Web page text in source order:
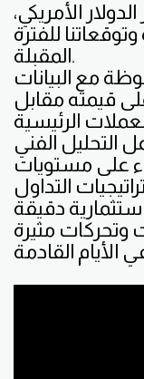
الأمريكي،
للفترة
المقبلة.
مع البيانات
على قيمته مقابل
الفني
على مستويات
التداول
وتحركات مثيرة